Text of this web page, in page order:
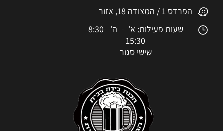
הפרדס 1 / המצודה 18, אזור
שעות פעילות: א' - ה' 8:30-
15:30
שישי סגור